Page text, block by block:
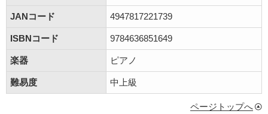
JANコード 4947817221739
ISBNコード 9784636851649
楽器 ピアノ
難易度 中上級
ページトップへ